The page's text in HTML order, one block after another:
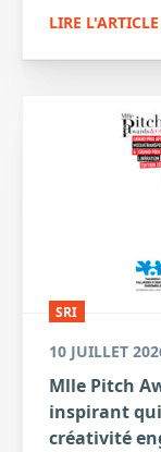
LIRE L'ARTICLE
SRI
10 JUILLET
Mlle Pitch
inspirant
créativité